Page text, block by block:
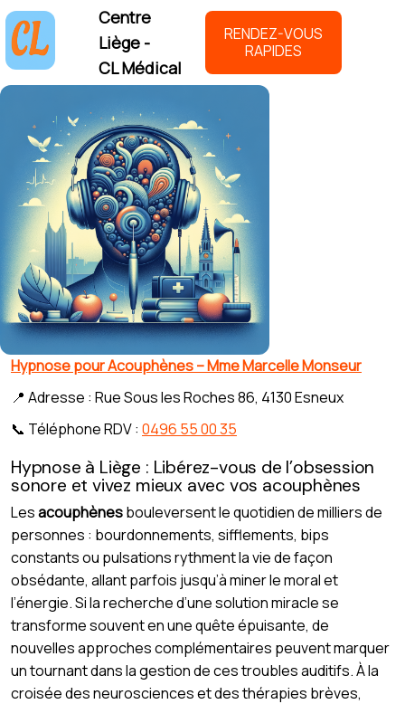
Centre
Liège -
CL Médical
RENDEZ-VOUS
RAPIDES
Hypnose pour Acouphènes – Mme Marcelle Monseur
📍 Adresse : Rue Sous les Roches 86, 4130 Esneux
📞 Téléphone RDV : 0496 55 00 35
Hypnose à Liège : Libérez-vous de l’obsession
sonore et vivez mieux avec vos acouphènes
Lesacouphènesbouleversent le quotidien de milliers de
personnes : bourdonnements, sifflements, bips
constants ou pulsations rythment la vie de façon
obsédante, allant parfois jusqu’à miner le moral et
l’énergie. Si la recherche d’une solution miracle se
transforme souvent en une quête épuisante, de
nouvelles approches complémentaires peuvent marquer
un tournant dans la gestion de ces troubles auditifs. À la
croisée des neurosciences et des thérapies brèves,